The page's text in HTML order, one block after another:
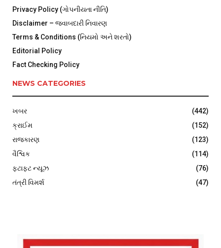
Privacy Policy (ગોપનીયતા નીતિ)
Disclaimer – જવાબદારી નિવારણ
Terms & Conditions (નિયમો અને શરતો)
Editorial Policy
Fact Checking Policy
NEWS CATEGORIES
ખબર
(442)
ક્રાઈમ
(152)
રાજકારણ
(123)
વૈશ્વિક
(114)
ફટાફટ ન્યૂઝ
(76)
તંત્રી વિમર્શ
(47)